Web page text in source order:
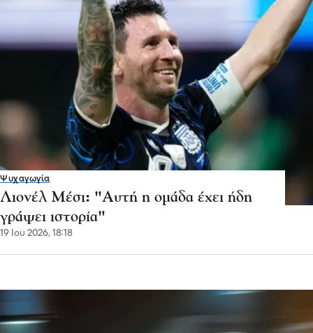
Ψυχαγωγία
Λιονέλ Μέσι: "Αυτή η ομάδα έχει ήδη
γράψει ιστορία"
19 Ιου 2026, 18:18